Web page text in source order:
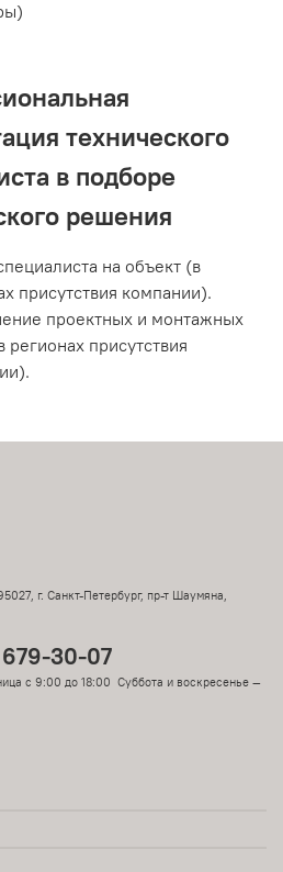
технического
в подборе
решения
на объект (в
присутствия компании).
проектных и монтажных
регионах присутствия
г. Санкт-Петербург, пр-т Шаумяна,
679-30-07
с 9:00 до 18:00 Суббота и воскресенье —